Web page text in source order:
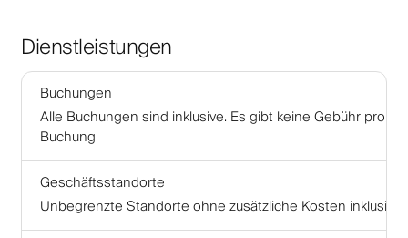
Dienstleistungen
Buchungen
Alle Buchungen sind inklusive. Es gibt keine Gebühr pro
Buchung
Geschäftsstandorte
Unbegrenzte Standorte ohne zusätzliche Kosten inklusive